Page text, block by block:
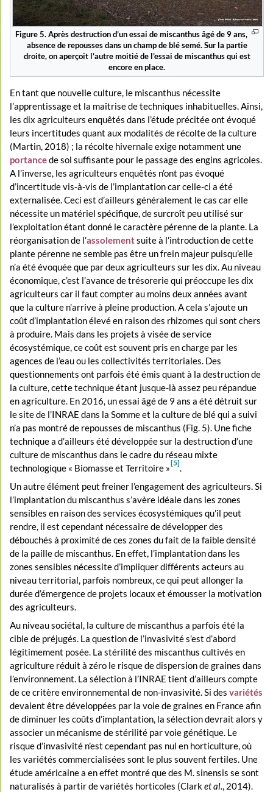
Figure 5. Après destruction d’un essai de miscanthus âgé de 9 ans,
absence de repousses dans un champ de blé semé. Sur la partie
droite, on aperçoit l’autre moitié de l’essai de miscanthus qui est
encore en place.
En tant que nouvelle culture, le miscanthus nécessite
l’apprentissage et la maîtrise de techniques inhabituelles. Ainsi,
les dix agriculteurs enquêtés dans l’étude précitée ont évoqué
leurs incertitudes quant aux modalités de récolte de la culture
(Martin, 2018) ; la récolte hivernale exige notamment une
portancede sol suffisante pour le passage des engins agricoles.
A l’inverse, les agriculteurs enquêtés n’ont pas évoqué
d’incertitude vis-à-vis de l’implantation car celle-ci a été
externalisée. Ceci est d’ailleurs généralement le cas car elle
nécessite un matériel spécifique, de surcroît peu utilisé sur
l’exploitation étant donné le caractère pérenne de la plante. La
réorganisation de l’assolementsuite à l’introduction de cette
plante pérenne ne semble pas être un frein majeur puisqu’elle
n’a été évoquée que par deux agriculteurs sur les dix. Au niveau
économique, c’est l’avance de trésorerie qui préoccupe les dix
agriculteurs car il faut compter au moins deux années avant
que la culture n’arrive à pleine production. A cela s’ajoute un
coût d’implantation élevé en raison des rhizomes qui sont chers
à produire. Mais dans les projets à visée de service
écosystémique, ce coût est souvent pris en charge par les
agences de l’eau ou les collectivités territoriales. Des
questionnements ont parfois été émis quant à la destruction de
la culture, cette technique étant jusque-là assez peu répandue
en agriculture. En 2016, un essai âgé de 9 ans a été détruit sur
le site de l’INRAE dans la Somme et la culture de blé qui a suivi
n’a pas montré de repousses de miscanthus (Fig. 5). Une fiche
technique a d’ailleurs été développée sur la destruction d’une
culture de miscanthus dans le cadre du réseau mixte
technologique « Biomasse et Territoire »[5].
Un autre élément peut freiner l’engagement des agriculteurs. Si
l’implantation du miscanthus s’avère idéale dans les zones
sensibles en raison des services écosystémiques qu’il peut
rendre, il est cependant nécessaire de développer des
débouchés à proximité de ces zones du fait de la faible densité
de la paille de miscanthus. En effet, l’implantation dans les
zones sensibles nécessite d’impliquer différents acteurs au
niveau territorial, parfois nombreux, ce qui peut allonger la
durée d’émergence de projets locaux et émousser la motivation
des agriculteurs.
Au niveau sociétal, la culture de miscanthus a parfois été la
cible de préjugés. La question de l’invasivité s’est d’abord
légitimement posée. La stérilité des miscanthus cultivés en
agriculture réduit à zéro le risque de dispersion de graines dans
l’environnement. La sélection à l’INRAE tient d’ailleurs compte
de ce critère environnemental de non-invasivité. Si desvariétés
devaient être développées par la voie de graines en France afin
de diminuer les coûts d’implantation, la sélection devrait alors y
associer un mécanisme de stérilité par voie génétique. Le
risque d’invasivité n’est cependant pas nul en horticulture, où
les variétés commercialisées sont le plus souvent fertiles. Une
étude américaine a en effet montré que des M. sinensis se sont
naturalisés à partir de variétés horticoles (Clarket al., 2014).